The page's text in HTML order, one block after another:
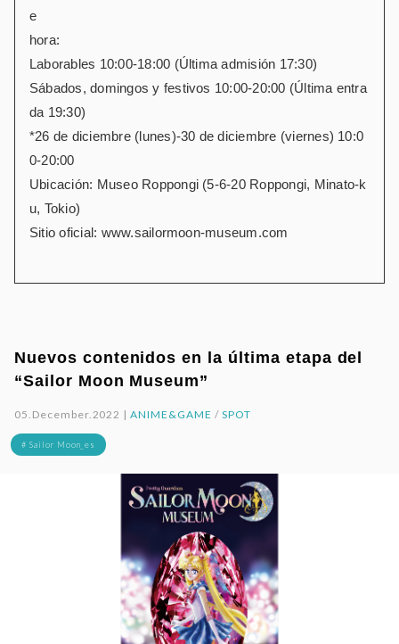
e
hora:
Laborables 10:00-18:00 (Última admisión 17:30)
Sábados, domingos y festivos 10:00-20:00 (Última entra
da 19:30)
*26 de diciembre (lunes)-30 de diciembre (viernes) 10:0
0-20:00
Ubicación: Museo Roppongi (5-6-20 Roppongi, Minato-k
u, Tokio)
Sitio oficial: www.sailormoon-museum.com
Nuevos contenidos en la última etapa del
“Sailor Moon Museum”
05.December.2022 |ANIME&GAME / SPOT
# Sailor Moon_es